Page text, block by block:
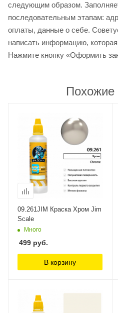
следующим образом.
последовательным этапам:
оплаты, данные о себе.
написать информацию,
Нажмите кнопку «Оформить
Похожие
09.261JIM Краска Хром Jim
Scale
Много
499 руб.
В корзину